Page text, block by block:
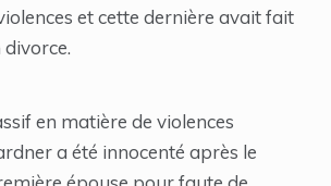
et cette dernière avait fait
en matière de violences
a été innocenté après le